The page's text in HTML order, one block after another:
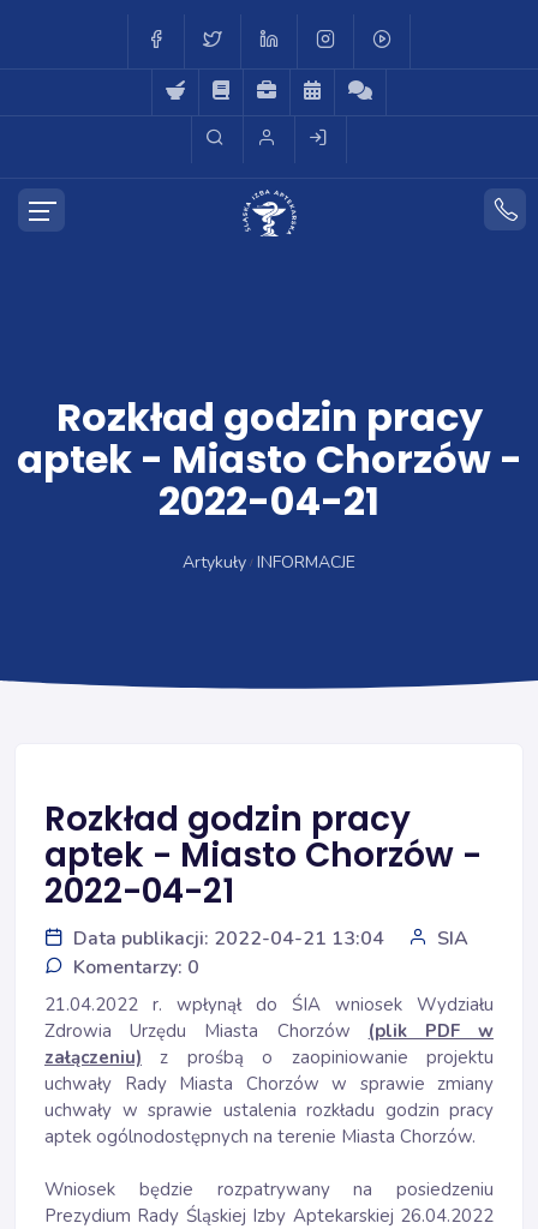
Rozkład godzin pracy
aptek - Miasto Chorzów -
2022-04-21
Artykuły INFORMACJE
Rozkład godzin pracy
aptek - Miasto Chorzów -
2022-04-21
Data publikacji: 2022-04-21 13:04
SIA
Komentarzy: 0
21.04.2022 r. wpłynął do ŚIA wniosek Wydziału
Zdrowia Urzędu Miasta Chorzów (plik PDF w
załączeniu) z prośbą o zaopiniowanie projektu
uchwały Rady Miasta Chorzów w sprawie zmiany
uchwały w sprawie ustalenia rozkładu godzin pracy
aptek ogólnodostępnych na terenie Miasta Chorzów.
Wniosek będzie rozpatrywany na posiedzeniu
Prezydium Rady Śląskiej Izby Aptekarskiej 26.04.2022